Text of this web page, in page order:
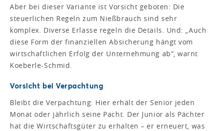
Aber bei dieser Variante ist Vorsicht geboten: Die
steuerlichen Regeln zum Nießbrauch sind sehr
komplex. Diverse Erlasse regeln die Details. Und: „Auch
diese Form der finanziellen Absicherung hängt vom
wirtschaftlichen Erfolg der Unternehmung ab“, warnt
Koeberle-Schmid.
Vorsicht bei Verpachtung
Bleibt die Verpachtung: Hier erhält der Senior jeden
Monat oder jährlich seine Pacht. Der Junior als Pächter
hat die Wirtschaftsgüter zu erhalten – er erneuert, was